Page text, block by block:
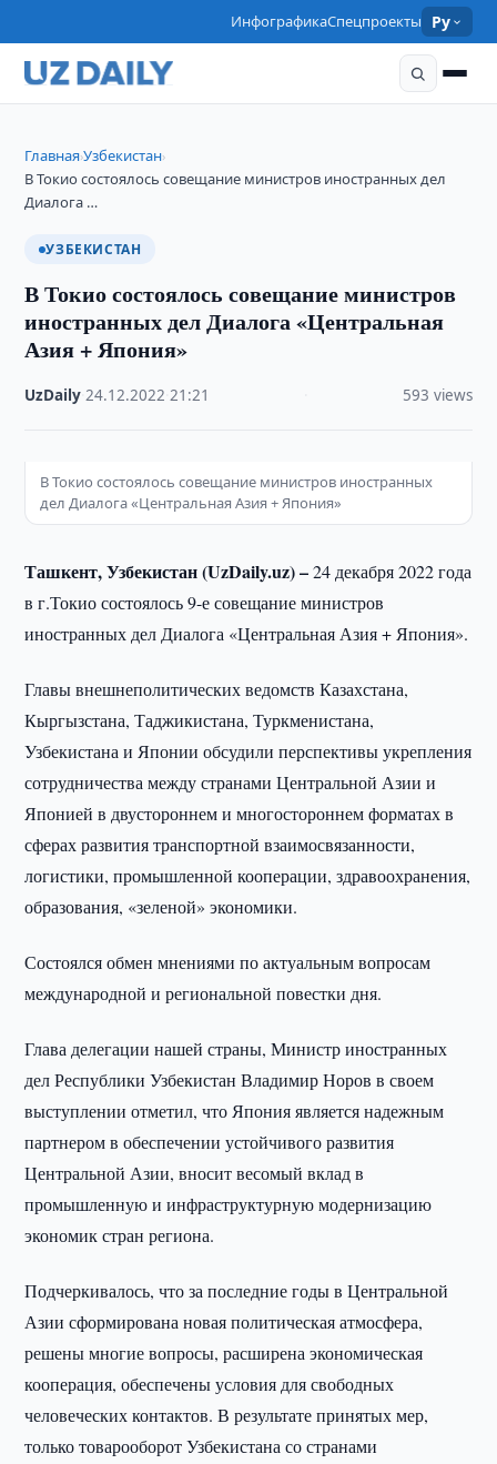
ИнфографикаСпецпроекты Ру
Главная›Узбекистан›
В Токио состоялось совещание министров иностранных дел
Диалога …
УЗБЕКИСТАН
В Токио состоялось совещание министров
иностранных дел Диалога «Центральная
Азия + Япония»
UzDaily ·24.12.2022 ·21:21 593 views
В Токио состоялось совещание министров иностранных
дел Диалога «Центральная Азия + Япония»
Ташкент, Узбекистан (UzDaily.uz) –24 декабря 2022 года
в г.Токио состоялось 9-е совещание министров
иностранных дел Диалога «Центральная Азия + Япония».
Главы внешнеполитических ведомств Казахстана,
Кыргызстана, Таджикистана, Туркменистана,
Узбекистана и Японии обсудили перспективы укрепления
сотрудничества между странами Центральной Азии и
Японией в двустороннем и многостороннем форматах в
сферах развития транспортной взаимосвязанности,
логистики, промышленной кооперации, здравоохранения,
образования, «зеленой» экономики.
Состоялся обмен мнениями по актуальным вопросам
международной и региональной повестки дня.
Глава делегации нашей страны, Министр иностранных
дел Республики Узбекистан Владимир Норов в своем
выступлении отметил, что Япония является надежным
партнером в обеспечении устойчивого развития
Центральной Азии, вносит весомый вклад в
промышленную и инфраструктурную модернизацию
экономик стран региона.
Подчеркивалось, что за последние годы в Центральной
Азии сформирована новая политическая атмосфера,
решены многие вопросы, расширена экономическая
кооперация, обеспечены условия для свободных
человеческих контактов. В результате принятых мер,
только товарооборот Узбекистана со странами